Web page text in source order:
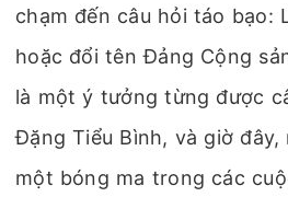
chạm đến câu hỏi táo bạo:
hoặc đổi tên Đảng Cộng
là một ý tưởng từng được
Đặng Tiểu Bình, và giờ
một bóng ma trong các